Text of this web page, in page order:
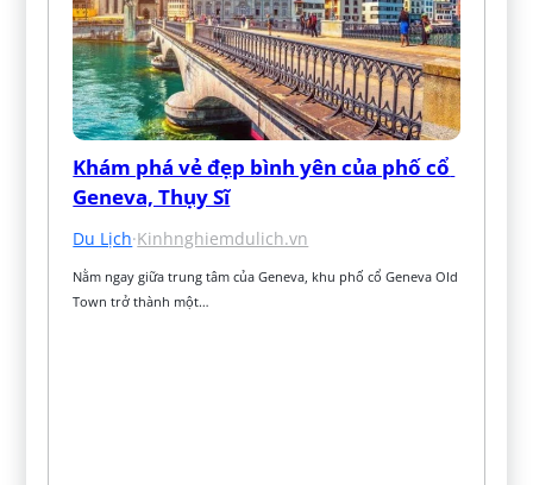
Khám phá vẻ đẹp bình yên của phố cổ
Geneva, Thụy Sĩ
Du Lịch·Kinhnghiemdulich.vn
Nằm ngay giữa trung tâm của Geneva, khu phố cổ Geneva Old
Town trở thành một…